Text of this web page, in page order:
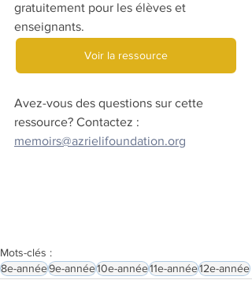
gratuitement pour les élèves et
enseignants.
Voir la ressource
Avez-vous des questions sur cette
ressource? Contactez :
memoirs@azrielifoundation.org
Mots-clés :
8e-année9e-année10e-année11e-année12e-année